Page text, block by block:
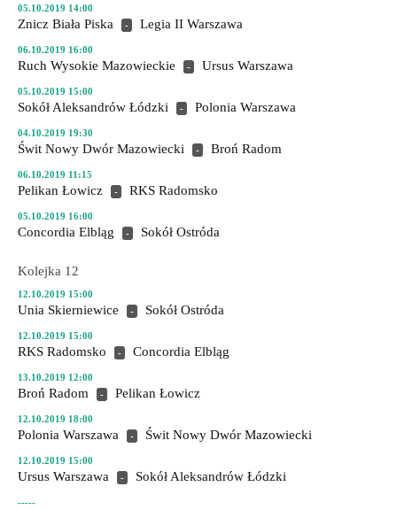
05.10.2019 14:00
Znicz Biała Piska - Legia II Warszawa
06.10.2019 16:00
Ruch Wysokie Mazowieckie - Ursus Warszawa
05.10.2019 15:00
Sokół Aleksandrów Łódzki - Polonia Warszawa
04.10.2019 19:30
Świt Nowy Dwór Mazowiecki - Broń Radom
06.10.2019 11:15
Pelikan Łowicz - RKS Radomsko
05.10.2019 16:00
Concordia Elbląg - Sokół Ostróda
Kolejka 12
12.10.2019 15:00
Unia Skierniewice - Sokół Ostróda
12.10.2019 15:00
RKS Radomsko - Concordia Elbląg
13.10.2019 12:00
Broń Radom - Pelikan Łowicz
12.10.2019 18:00
Polonia Warszawa - Świt Nowy Dwór Mazowiecki
12.10.2019 15:00
Ursus Warszawa - Sokół Aleksandrów Łódzki
-----